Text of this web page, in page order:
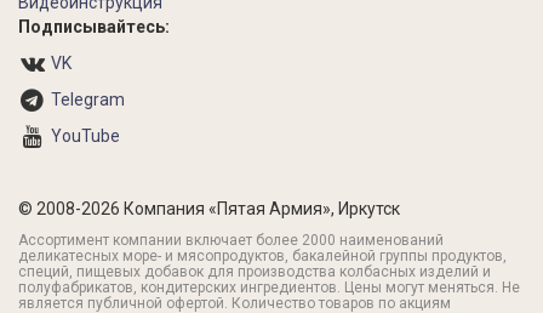
Подписывайтесь:
VK
Telegram
YouTube
© 2008-2026 Компания «Пятая Армия», Иркутск
Ассортимент компании включает более 2000 наименований
деликатесных море- и мясопродуктов, бакалейной группы продуктов,
специй, пищевых добавок для производства колбасных изделий и
полуфабрикатов, кондитерских ингредиентов. Цены могут меняться. Не
является публичной офертой. Количество товаров по акциям